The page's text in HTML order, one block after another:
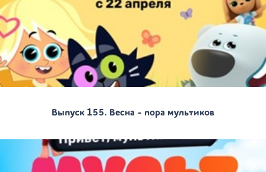
Выпуск 155. Весна - пора мультиков